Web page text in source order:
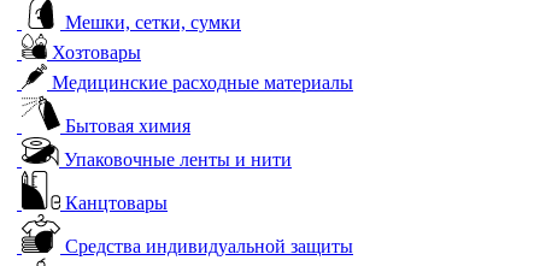
Мешки, сетки, сумки
Хозтовары
Медицинские расходные материалы
Бытовая химия
Упаковочные ленты и нити
Канцтовары
Средства индивидуальной защиты